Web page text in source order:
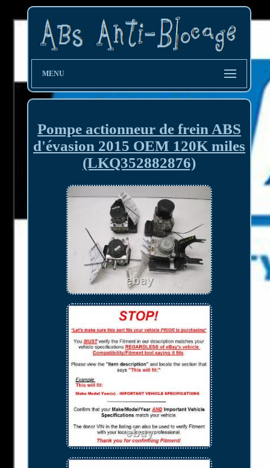
MENU
Pompe actionneur de frein ABS
d'évasion 2015 OEM 120K miles
(LKQ352882876)